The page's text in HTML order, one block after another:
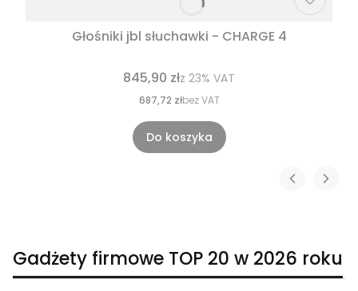
Głośniki jbl słuchawki - CHARGE 4
845,90 złz 23% VAT
687,72 złbez VAT
Do koszyka
Gadżety firmowe TOP 20 w 2026 roku